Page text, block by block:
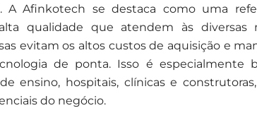
A Afinkotech se destaca como uma
qualidade que atendem às diversas
evitam os altos custos de aquisição e
de ponta. Isso é especialmente
ensino, hospitais, clínicas e
do negócio.